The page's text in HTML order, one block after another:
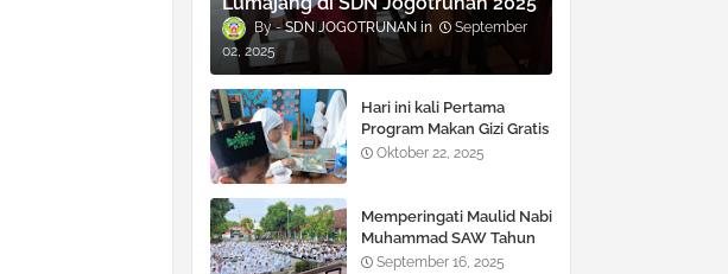
SDN JOGOTRUNAN
September
02, 2025
Hari ini kali Pertama
Program Makan Gizi Gratis
di SDN Jogotrunan
Oktober 22, 2025
Memperingati Maulid Nabi
Muhammad SAW Tahun
2025 di SDN Jogotrunan
September 16, 2025